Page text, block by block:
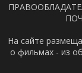
На сайте
о фильмах - из